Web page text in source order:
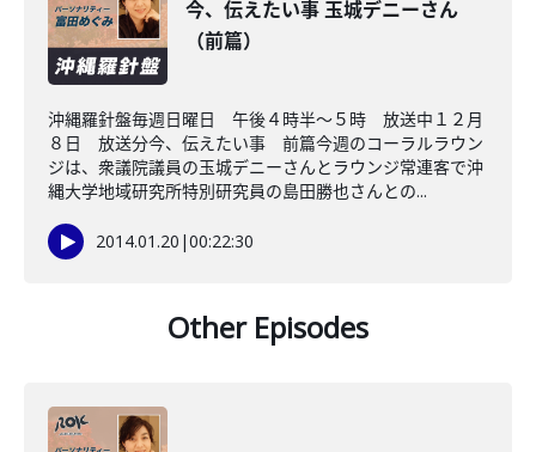
今、伝えたい事 玉城デニーさん
（前篇）
沖縄羅針盤毎週日曜日 午後４時半～５時 放送中１２月
８日 放送分今、伝えたい事 前篇今週のコーラルラウン
ジは、衆議院議員の玉城デニーさんとラウンジ常連客で沖
縄大学地域研究所特別研究員の島田勝也さんとの...
2014.01.20 |00:22:30
Other Episodes